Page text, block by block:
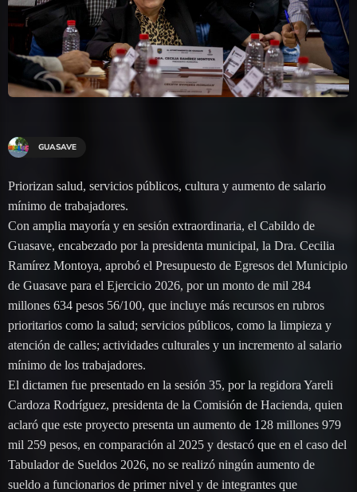
GUASAVE
Priorizan salud, servicios públicos, cultura y aumento de salario
mínimo de trabajadores.
Con amplia mayoría y en sesión extraordinaria, el Cabildo de
Guasave, encabezado por la presidenta municipal, la Dra. Cecilia
Ramírez Montoya, aprobó el Presupuesto de Egresos del Municipio
de Guasave para el Ejercicio 2026, por un monto de mil 284
millones 634 pesos 56/100, que incluye más recursos en rubros
prioritarios como la salud; servicios públicos, como la limpieza y
atención de calles; actividades culturales y un incremento al salario
mínimo de los trabajadores.
El dictamen fue presentado en la sesión 35, por la regidora Yareli
Cardoza Rodríguez, presidenta de la Comisión de Hacienda, quien
aclaró que este proyecto presenta un aumento de 128 millones 979
mil 259 pesos, en comparación al 2025 y destacó que en el caso del
Tabulador de Sueldos 2026, no se realizó ningún aumento de
sueldo a funcionarios de primer nivel y de integrantes que